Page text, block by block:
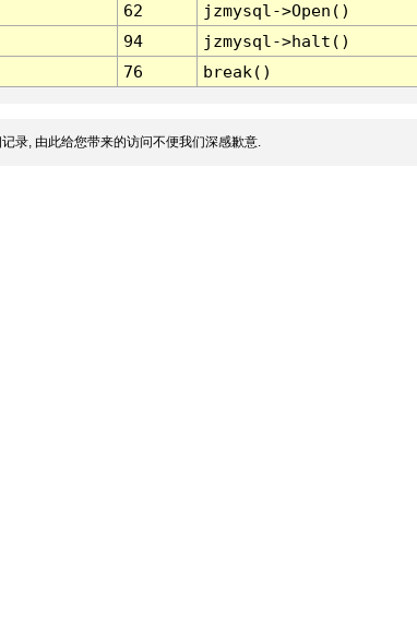
62
jzmysql->Open()
94
jzmysql->halt()
76 break()
录, 由此给您带来的访问不便我们深感歉意.